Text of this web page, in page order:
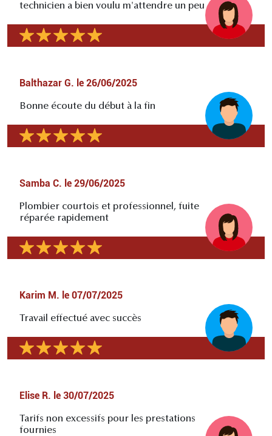
technicien a bien voulu m'attendre un peu
Balthazar G. le 26/06/2025
Bonne écoute du début à la fin
Samba C. le 29/06/2025
Plombier courtois et professionnel, fuite
réparée rapidement
Karim M. le 07/07/2025
Travail effectué avec succès
Elise R. le 30/07/2025
Tarifs non excessifs pour les prestations
fournies